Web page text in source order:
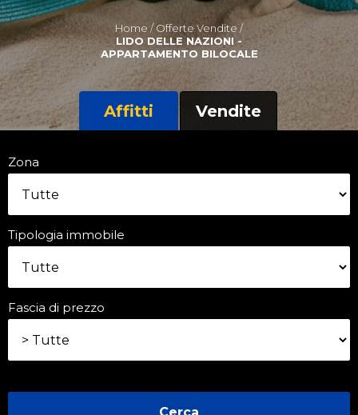
Home / Offerte Vendite /
LIDO DELLE NAZIONI -
APPARTAMENTO BILOCALE
Affitti Vendite
Zona
Tipologia immobile
Fascia di prezzo